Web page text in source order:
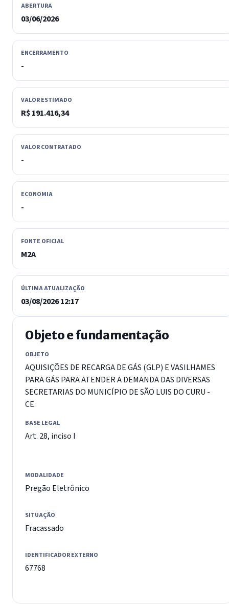
ABERTURA
03/06/2026
ENCERRAMENTO
-
VALOR ESTIMADO
R$ 191.416,34
VALOR CONTRATADO
-
ECONOMIA
-
FONTE OFICIAL
M2A
ÚLTIMA ATUALIZAÇÃO
03/08/2026 12:17
Objeto e fundamentação
OBJETO
AQUISIÇÕES DE RECARGA DE GÁS (GLP) E VASILHAMES
PARA GÁS PARA ATENDER A DEMANDA DAS DIVERSAS
SECRETARIAS DO MUNICÍPIO DE SÃO LUIS DO CURU -
CE.
BASE LEGAL
Art. 28, inciso I
MODALIDADE
Pregão Eletrônico
SITUAÇÃO
Fracassado
IDENTIFICADOR EXTERNO
67768